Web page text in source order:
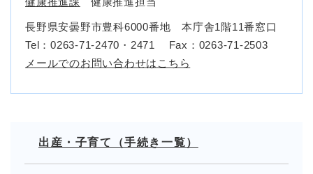
長野県安曇野市豊科6000番地 本庁舎1階11番窓口
Tel：0263-71-2470・2471
Fax：0263-71-2503
メールでのお問い合わせはこちら
出産・子育て（手続き一覧）